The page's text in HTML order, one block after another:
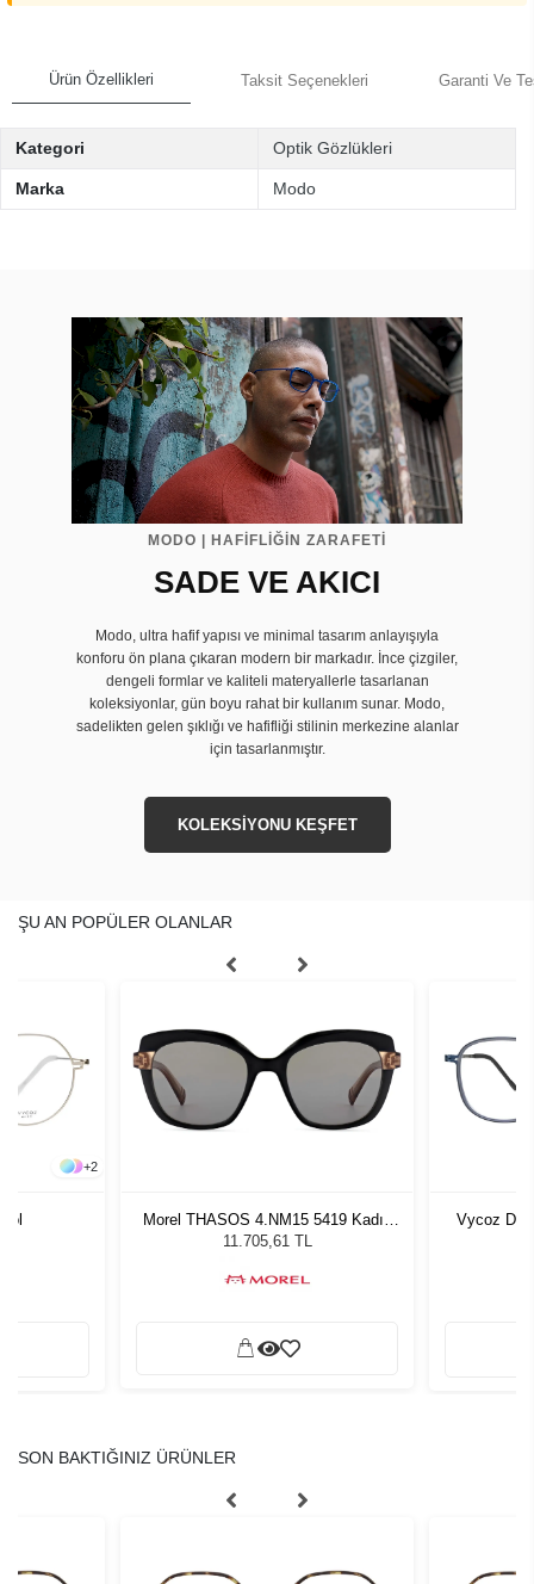
Ürün Özellikleri Taksit Seçenekleri Garanti Ve
Kategori Optik Gözlükleri
Marka Modo
MODO | HAFİFLİĞİN ZARAFETİ
SADE VE AKICI
Modo, ultra hafif yapısı ve minimal tasarım anlayışıyla
konforu ön plana çıkaran modern bir markadır. İnce çizgiler,
dengeli formlar ve kaliteli materyallerle tasarlanan
koleksiyonlar, gün boyu rahat bir kullanım sunar. Modo,
sadelikten gelen şıklığı ve hafifliği stilinin merkezine alanlar
için tasarlanmıştır.
KOLEKSİYONU KEŞFET
ŞU AN POPÜLER OLANLAR
+2
Morel THASOS 4.NM15 5419 Kadın
Güneş Gözlüğü
11.705,61 TL
Vycoz
SON BAKTIĞINIZ ÜRÜNLER